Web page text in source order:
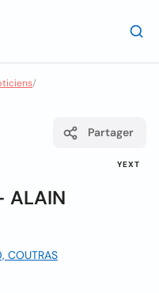
/
YEXT
Partager
ALAIN
COUTRAS